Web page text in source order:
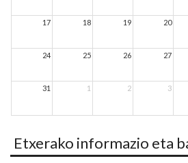
17 18 19 20
24 25 26 27
31 1 2 3
Etxerako informazio eta